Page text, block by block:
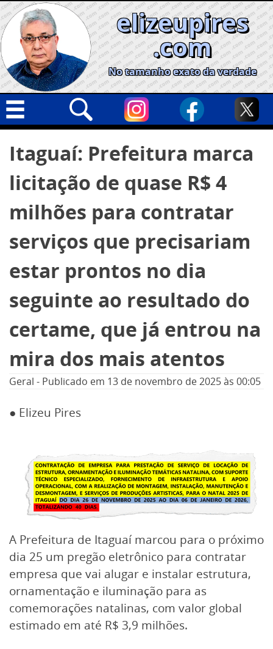
Skip
to
content
elizeupires
.com
No tamanho exato da verdade
Geral
Cidades
Política
Opinião
Informe especial
por:
Itaguaí: Prefeitura marca
licitação de quase R$ 4
milhões para contratar
serviços que precisariam
estar prontos no dia
seguinte ao resultado do
certame, que já entrou na
mira dos mais atentos
Geral - Publicado em 13 de novembro de 2025às 00:05
● Elizeu Pires
A Prefeitura de Itaguaí marcou para o próximo
dia 25 um pregão eletrônico para contratar
empresa que vai alugar e instalar estrutura,
ornamentação e iluminação para as
comemorações natalinas, com valor global
estimado em até R$ 3,9 milhões.